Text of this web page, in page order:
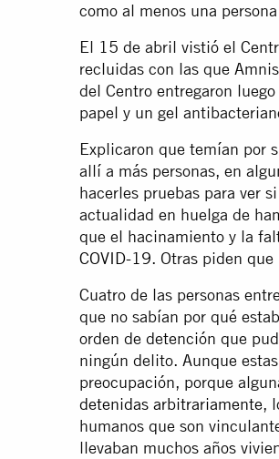
como al menos una
El 15 de abril vistió el
recluidas con las que
del Centro entregaron
papel y un gel
Explicaron que temían por
allí a más personas, en
hacerles pruebas para ver
actualidad en huelga de
que el hacinamiento y la
COVID-19. Otras piden que
Cuatro de las personas
que no sabían por qué
orden de detención que
ningún delito. Aunque
preocupación, porque
detenidas arbitrariamente,
humanos que son
llevaban muchos años